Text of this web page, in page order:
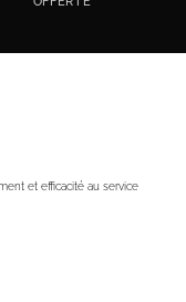
et efficacité au service